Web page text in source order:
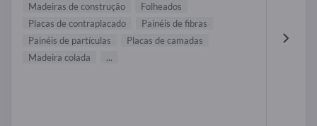
Madeiras de construção
Folheados
Placas de contraplacado
Painéis de fibras
Painéis de partículas
Placas de camadas
Madeira colada
...